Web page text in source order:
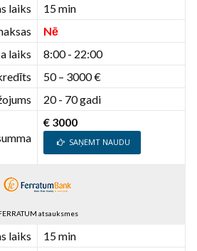
laiks
15 min
Nē
laiks
8:00 - 22:00
50 – 3000 €
20 - 70 gadi
€ 3000
SAŅEMT NAUDU
atsauksmes
laiks
15 min